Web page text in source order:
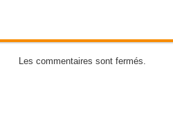
Les commentaires sont fermés.